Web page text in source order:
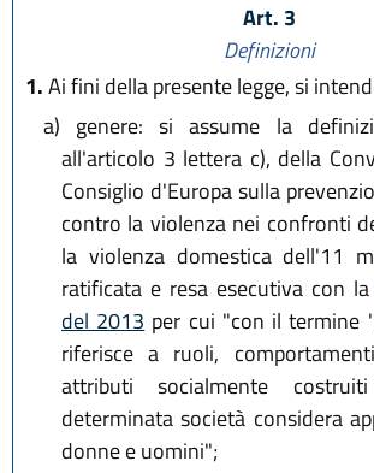
Art. 3
Definizioni
1.Ai fini della presente legge, si
a) genere: si assume la
all'articolo 3 lettera c), della
Consiglio d'Europa sulla
contro la violenza nei confronti
la violenza domestica dell'11
ratificata e resa esecutiva con la
del 2013 per cui "con il termine
riferisce a ruoli,
attributi socialmente
determinata società considera
donne e uomini";